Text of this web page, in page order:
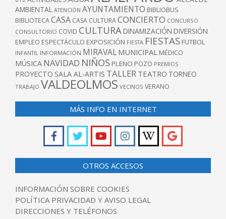
AMBIENTAL ATENCIÓN AYUNTAMIENTO BIBLIOBUS
BIBLIOTECACASA CASA CULTURACONCIERTO CONCURSO
CONSULTORIO COVID CULTURA DINAMIZACIÓN DIVERSIÓN
EMPLEO ESPECTÁCULO EXPOSICIÓN FIESTA FIESTAS FUTBOL
INFANTIL INFORMACIÓN MIRAVAL MUNICIPAL MÉDICO
MÚSICA NAVIDAD NIÑOS PLENO POZO PREMIOS
PROYECTO SALA AL-ARTIS TALLER TEATRO TORNEO
TRABAJO VALDEOLMOS VECINOS VERANO
MÁS INFO EN INTERNET
OTROS ACCESOS
INFORMACIÓN SOBRE COOKIES
POLÍTICA PRIVACIDAD Y AVISO LEGAL
DIRECCIONES Y TELÉFONOS